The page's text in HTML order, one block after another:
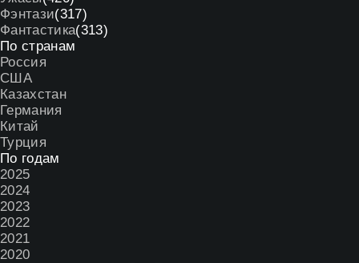
Фэнтази(317)
Фантастика(313)
По странам
Россия
США
Казахстан
Германия
Китай
Турция
По годам
2025
2024
2023
2022
2021
2020